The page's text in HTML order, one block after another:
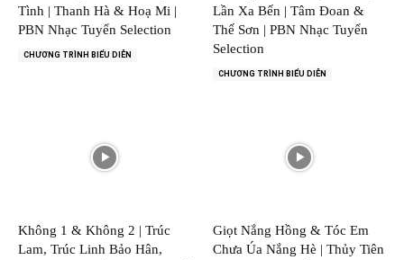
Tình | Thanh Hà & Hoạ Mi |
PBN Nhạc Tuyển Selection
CHƯƠNG TRÌNH BIỂU DIỄN
Lần Xa Bến | Tâm Đoan &
Thế Sơn | PBN Nhạc Tuyển
Selection
CHƯƠNG TRÌNH BIỂU DIỄN
Không 1 & Không 2 | Trúc
Lam, Trúc Linh Bảo Hân,
Giọt Nắng Hồng & Tóc Em
Chưa Úa Nắng Hè | Thủy Tiên